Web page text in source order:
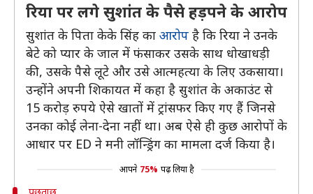
रिया पर लगे सुशांत के पैसे हड़पने के आरोप
सुशांत के पिता केके सिंह का आरोप है कि रिया ने उनके
बेटे को प्यार के जाल में फंसाकर उसके साथ धोखाधड़ी
की, उसके पैसे लूटे और उसे आत्महत्या के लिए उकसाया।
उन्होंने अपनी शिकायत में कहा है सुशांत के अकाउंट से
15 करोड़ रुपये ऐसे खातों में ट्रांसफर किए गए हैं जिनसे
उनका कोई लेना-देना नहीं था। अब ऐसे ही कुछ आरोपों के
आधार पर ED ने मनी लॉन्ड्रिंग का मामला दर्ज किया है।
आपने 75% पढ़ लिया है